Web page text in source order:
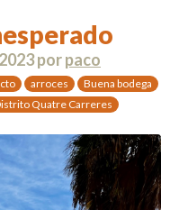
porpaco
arroces
Buena bodega
Quatre Carreres